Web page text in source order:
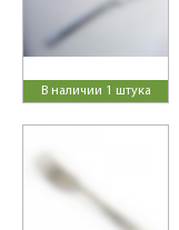
В наличии 1 штука